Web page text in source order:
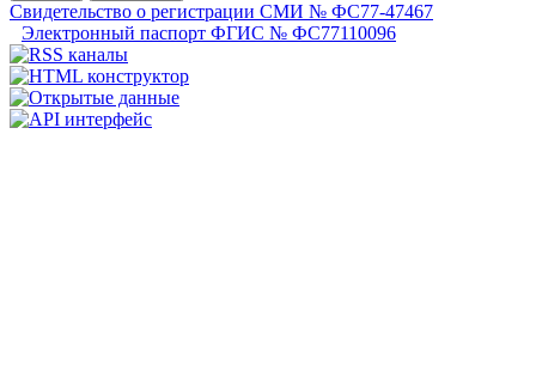
Свидетельство о регистрации СМИ № ФС77-47467
Электронный паспорт ФГИС № ФС77110096